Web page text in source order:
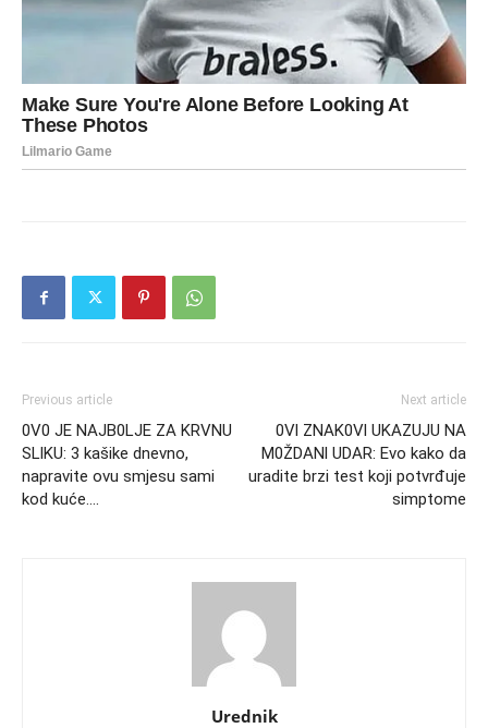
Previous article
0V0 JE NAJB0LJE ZA KRVNU
SLlKU: 3 kašike dnevno,
napravite ovu smjesu sami
kod kuće….
Next article
0Vl ZNAK0Vl UKAZUJU NA
M0ŽDANl UDAR: Evo kako da
uradite brzi test koji potvrđuje
simptome
Urednik